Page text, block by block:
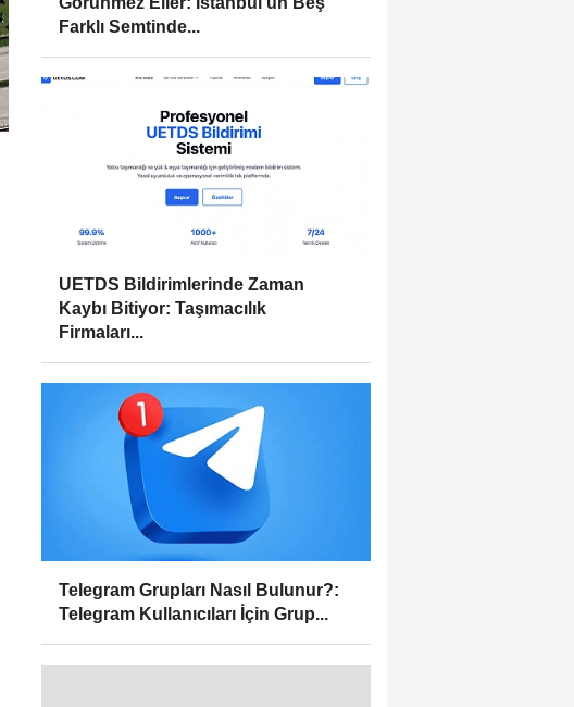
Farklı Semtinde...
UETDS Bildirimlerinde Zaman
Kaybı Bitiyor: Taşımacılık
Firmaları...
Telegram Grupları Nasıl Bulunur?:
Telegram Kullanıcıları İçin Grup...